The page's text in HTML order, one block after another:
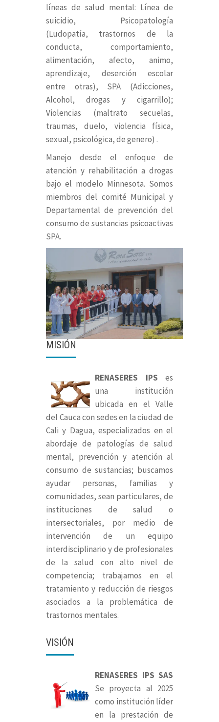
líneas de salud mental: Línea de
suicidio, Psicopatología
(Ludopatía, trastornos de la
conducta, comportamiento,
alimentación, afecto, animo,
aprendizaje, deserción escolar
entre otras), SPA (Adicciones,
Alcohol, drogas y cigarrillo);
Violencias (maltrato secuelas,
traumas, duelo, violencia física,
sexual, psicológica, de genero) .
Manejo desde el enfoque de
atención y rehabilitación a drogas
bajo el modelo Minnesota. Somos
miembros del comité Municipal y
Departamental de prevención del
consumo de sustancias psicoactivas
SPA.
MISIÓN
RENASERES IPS es
una institución
ubicada en el Valle
del Cauca con sedes en la ciudad de
Cali y Dagua, especializados en el
abordaje de patologías de salud
mental, prevención y atención al
consumo de sustancias; buscamos
ayudar personas, familias y
comunidades, sean particulares, de
instituciones de salud o
intersectoriales, por medio de
intervención de un equipo
interdisciplinario y de profesionales
de la salud con alto nivel de
competencia; trabajamos en el
tratamiento y reducción de riesgos
asociados a la problemática de
trastornos mentales.
VISIÓN
RENASERES IPS SAS
Se proyecta al 2025
como institución líder
en la prestación de